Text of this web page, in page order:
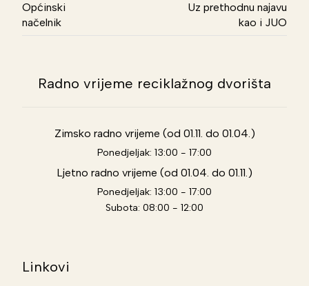
Općinski
načelnik
Uz prethodnu najavu
kao i JUO
Radno vrijeme reciklažnog dvorišta
Zimsko radno vrijeme (od 01.11. do 01.04.)
Ponedjeljak: 13:00 - 17:00
Ljetno radno vrijeme (od 01.04. do 01.11.)
Ponedjeljak: 13:00 - 17:00
Subota: 08:00 - 12:00
Linkovi